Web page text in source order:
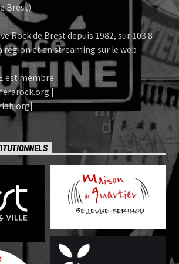
Brest)
Rock de Brest depuis 1982, sur 103.8
région et en streaming sur le web
est membre:
|